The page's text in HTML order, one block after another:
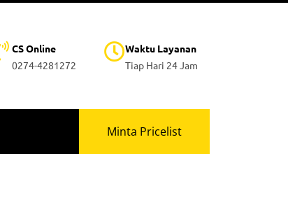
CS Online
0274-4281272
Waktu Layanan
Tiap Hari 24 Jam
Minta Pricelist